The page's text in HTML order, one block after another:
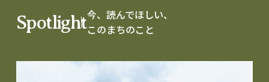
Spotlight今、読んでほしい、
このまちのこと